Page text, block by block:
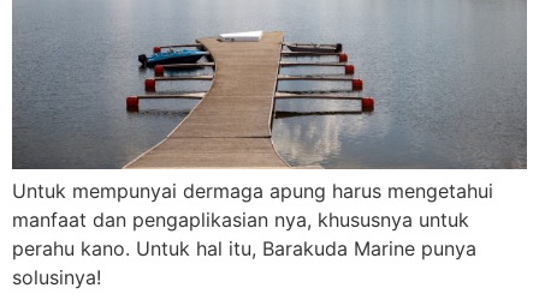
Untuk mempunyai dermaga apung harus mengetahui
manfaat dan pengaplikasian nya, khususnya untuk
perahu kano. Untuk hal itu, Barakuda Marine punya
solusinya!